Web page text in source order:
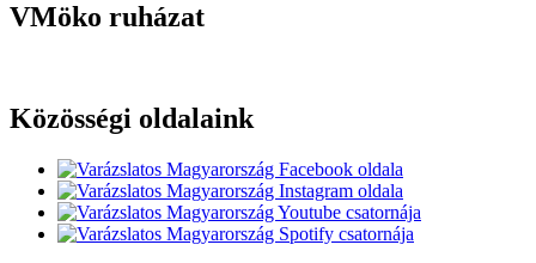
VMöko ruházat
Közösségi oldalaink